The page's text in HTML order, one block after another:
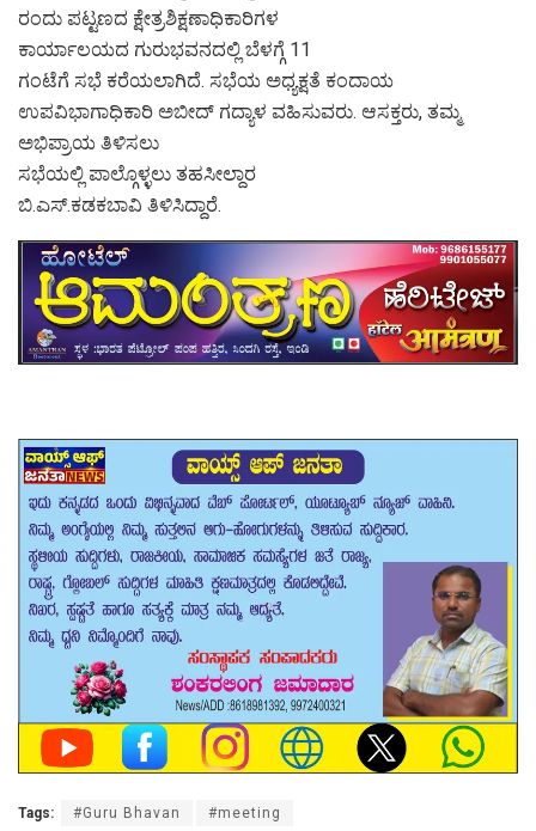
ರಂದು ಪಟ್ಟಣದ ಕ್ಷೇತ್ರಶಿಕ್ಷಣಾಧಿಕಾರಿಗಳ
ಕಾರ್ಯಾಲಯದ ಗುರುಭವನದಲ್ಲಿ ಬೆಳಗ್ಗೆ 11
ಗಂಟೆಗೆ ಸಭೆ ಕರೆಯಲಾಗಿದೆ. ಸಭೆಯ ಅಧ್ಯಕ್ಷತೆ ಕಂದಾಯ
ಉಪವಿಭಾಗಾಧಿಕಾರಿ ಅಬೀದ್ ಗದ್ಯಾಳ ವಹಿಸುವರು. ಆಸಕ್ತರು, ತಮ್ಮ
ಅಭಿಪ್ರಾಯ ತಿಳಿಸಲು
ಸಭೆಯಲ್ಲಿ ಪಾಲ್ಗೊಳ್ಳಲು ತಹಸೀಲ್ದಾರ
ಬಿ.ಎಸ್.ಕಡಕಬಾವಿ ತಿಳಿಸಿದ್ದಾರೆ.
Tags: #Guru Bhavan #meeting